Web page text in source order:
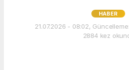
HABER
21.07.2026 - 08:02,
2884 kez